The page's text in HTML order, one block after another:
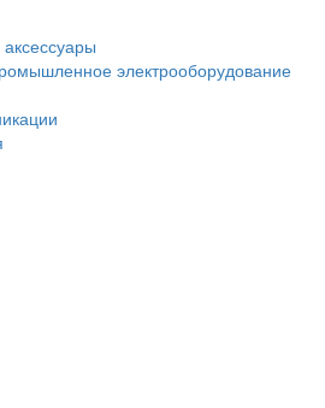
электрооборудование